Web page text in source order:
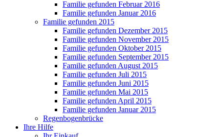
Familie gefunden Februar 2016
Familie gefunden Januar 2016
Familie gefunden 2015
Familie gefunden Dezember 2015
Familie gefunden November 2015
Familie gefunden Oktober 2015
Familie gefunden September 2015
Familie gefunden August 2015
Familie gefunden Juli 2015
Familie gefunden Juni 2015
Familie gefunden Mai 2015
Familie gefunden April 2015
Familie gefunden Januar 2015
Regenbogenbrücke
Ihre Hilfe